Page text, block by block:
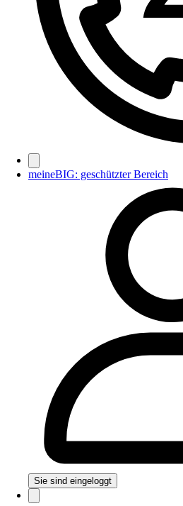
meineBIG: geschützter Bereich
Sie sind eingeloggt